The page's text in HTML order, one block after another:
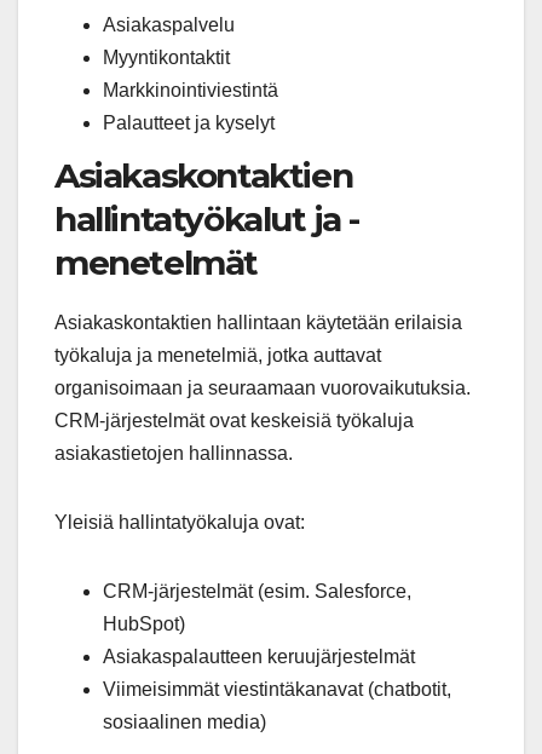
Asiakaspalvelu
Myyntikontaktit
Markkinointiviestintä
Palautteet ja kyselyt
Asiakaskontaktien
hallintatyökalut ja -
menetelmät
Asiakaskontaktien hallintaan käytetään erilaisia
työkaluja ja menetelmiä, jotka auttavat
organisoimaan ja seuraamaan vuorovaikutuksia.
CRM-järjestelmät ovat keskeisiä työkaluja
asiakastietojen hallinnassa.
Yleisiä hallintatyökaluja ovat:
CRM-järjestelmät (esim. Salesforce,
HubSpot)
Asiakaspalautteen keruujärjestelmät
Viimeisimmät viestintäkanavat (chatbotit,
sosiaalinen media)